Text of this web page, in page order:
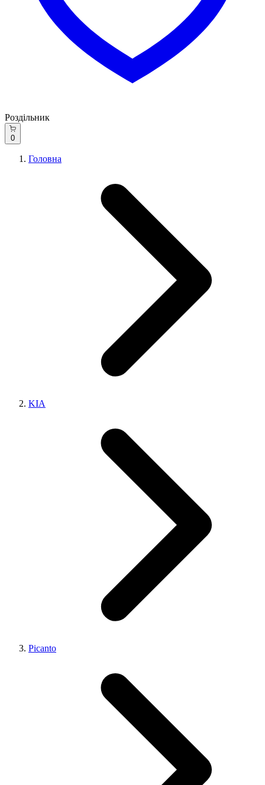
Роздільник
0
Головна
KIA
Picanto